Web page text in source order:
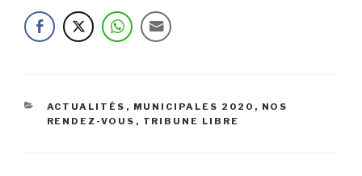
CATÉGORIES
ACTUALITÉS , MUNICIPALES 2020 , NOS
RENDEZ-VOUS , TRIBUNE LIBRE